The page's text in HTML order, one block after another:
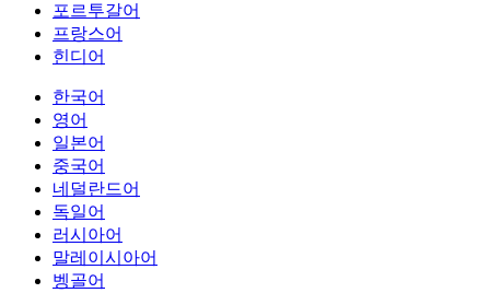
포르투갈어
프랑스어
힌디어
한국어
영어
일본어
중국어
네덜란드어
독일어
러시아어
말레이시아어
벵골어